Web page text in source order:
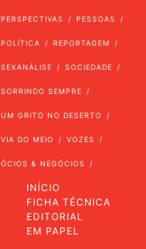
PERSPECTIVAS PESSOAS
POLÍTICA REPORTAGEM
SEXANÁLISE SOCIEDADE
SORRINDO SEMPRE
UM GRITO NO DESERTO
VIA DO MEIO VOZES
ÓCIOS & NEGÓCIOS
INÍCIO
FICHA TÉCNICA
EDITORIAL
EM PAPEL